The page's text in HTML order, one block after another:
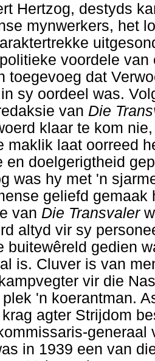
Hertzog, destyds
mynwerkers, het
voordele
toegevoeg dat
sy oordeel was.
van Die
klaar te kom
maklik laat oorreed
en doelgerigtheid
was hy met 'n
geliefd
van Die Transvaler
altyd vir sy
buitewêreld gedien
is. Cluver is van
vir die
'n koerantman.
agter Strijdom
in 1939 een van